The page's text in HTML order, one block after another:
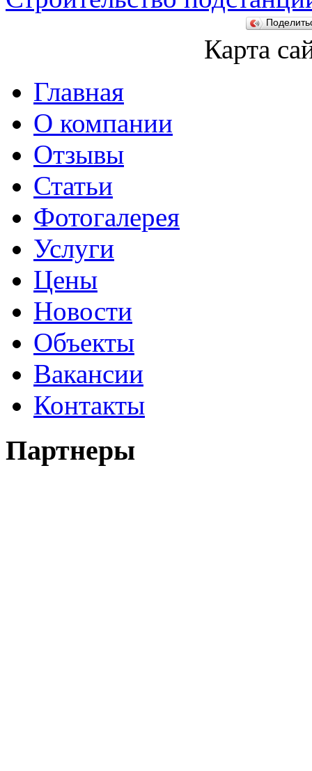
Карта
Главная
О компании
Отзывы
Статьи
Фотогалерея
Услуги
Цены
Новости
Объекты
Вакансии
Контакты
Партнеры